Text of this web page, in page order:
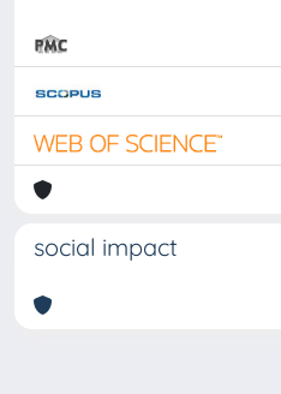
social impact